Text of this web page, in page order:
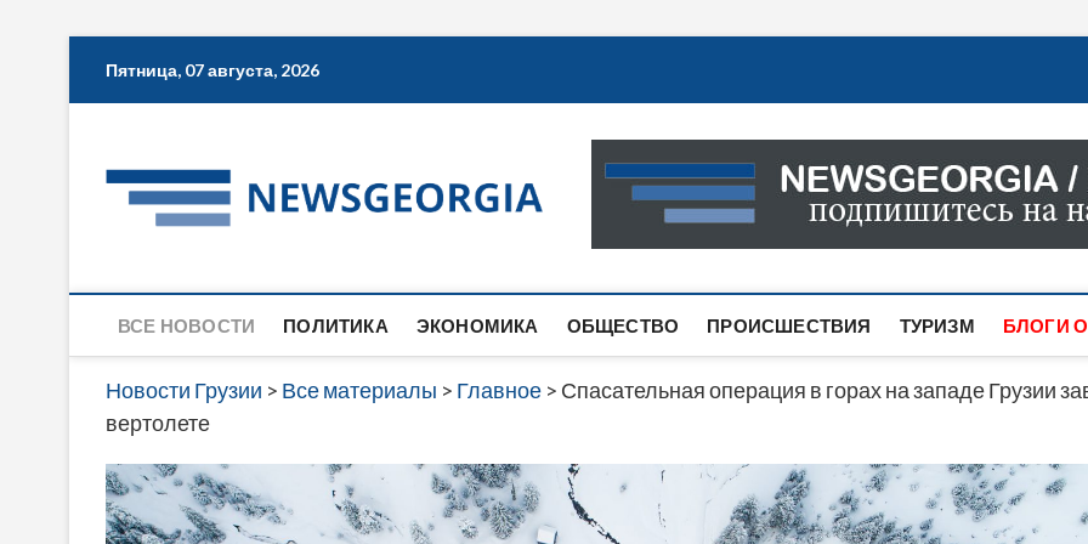
Пятница, 07 августа, 2026
Новости Грузии
САМАЯ АКТУАЛЬНАЯ ИНФОРМАЦИЯ О СОБЫТИЯХ
САЙТЕ ВЫ НАЙДЕТЕ НОВОСТИ ПОЛИТИКИ,
ВСЕ НОВОСТИ ПОЛИТИКА ЭКОНОМИКА ОБЩЕСТВО ПРОИСШЕСТВИЯ ТУРИЗМ БЛОГИ
Новости Грузии > Все материалы > Главное > Спасательная операция в горах на западе Грузии
вертолете